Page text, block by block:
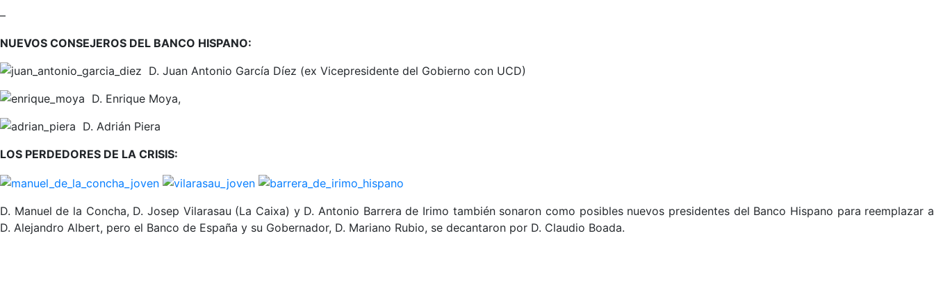
–
NUEVOS CONSEJEROS DEL BANCO HISPANO:
D. Juan Antonio García Díez (ex Vicepresidente del Gobierno con UCD)
D. Enrique Moya,
D. Adrián Piera
LOS PERDEDORES DE LA CRISIS:
D. Manuel de la Concha, D. Josep Vilarasau (La Caixa) y D. Antonio Barrera de Irimo también sonaron como posibles nuevos presidentes del Banco Hispano para reemplazar a
D. Alejandro Albert, pero el Banco de España y su Gobernador, D. Mariano Rubio, se decantaron por D. Claudio Boada.